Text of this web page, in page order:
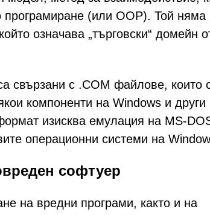
програмиране (или OOP). Той няма
означава „търговски“ домейн
свързани с .COM файлове, които
компоненти на Windows и други
изисква емулация на MS-
операционни системи на
софтуер
на вредни програми, както и на